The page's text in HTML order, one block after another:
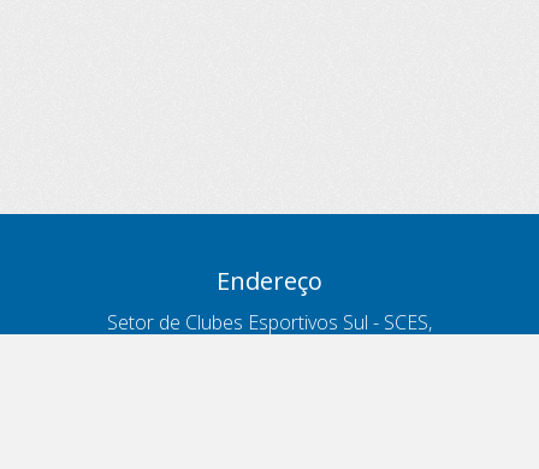
Endereço
Setor de Clubes Esportivos Sul - SCES,